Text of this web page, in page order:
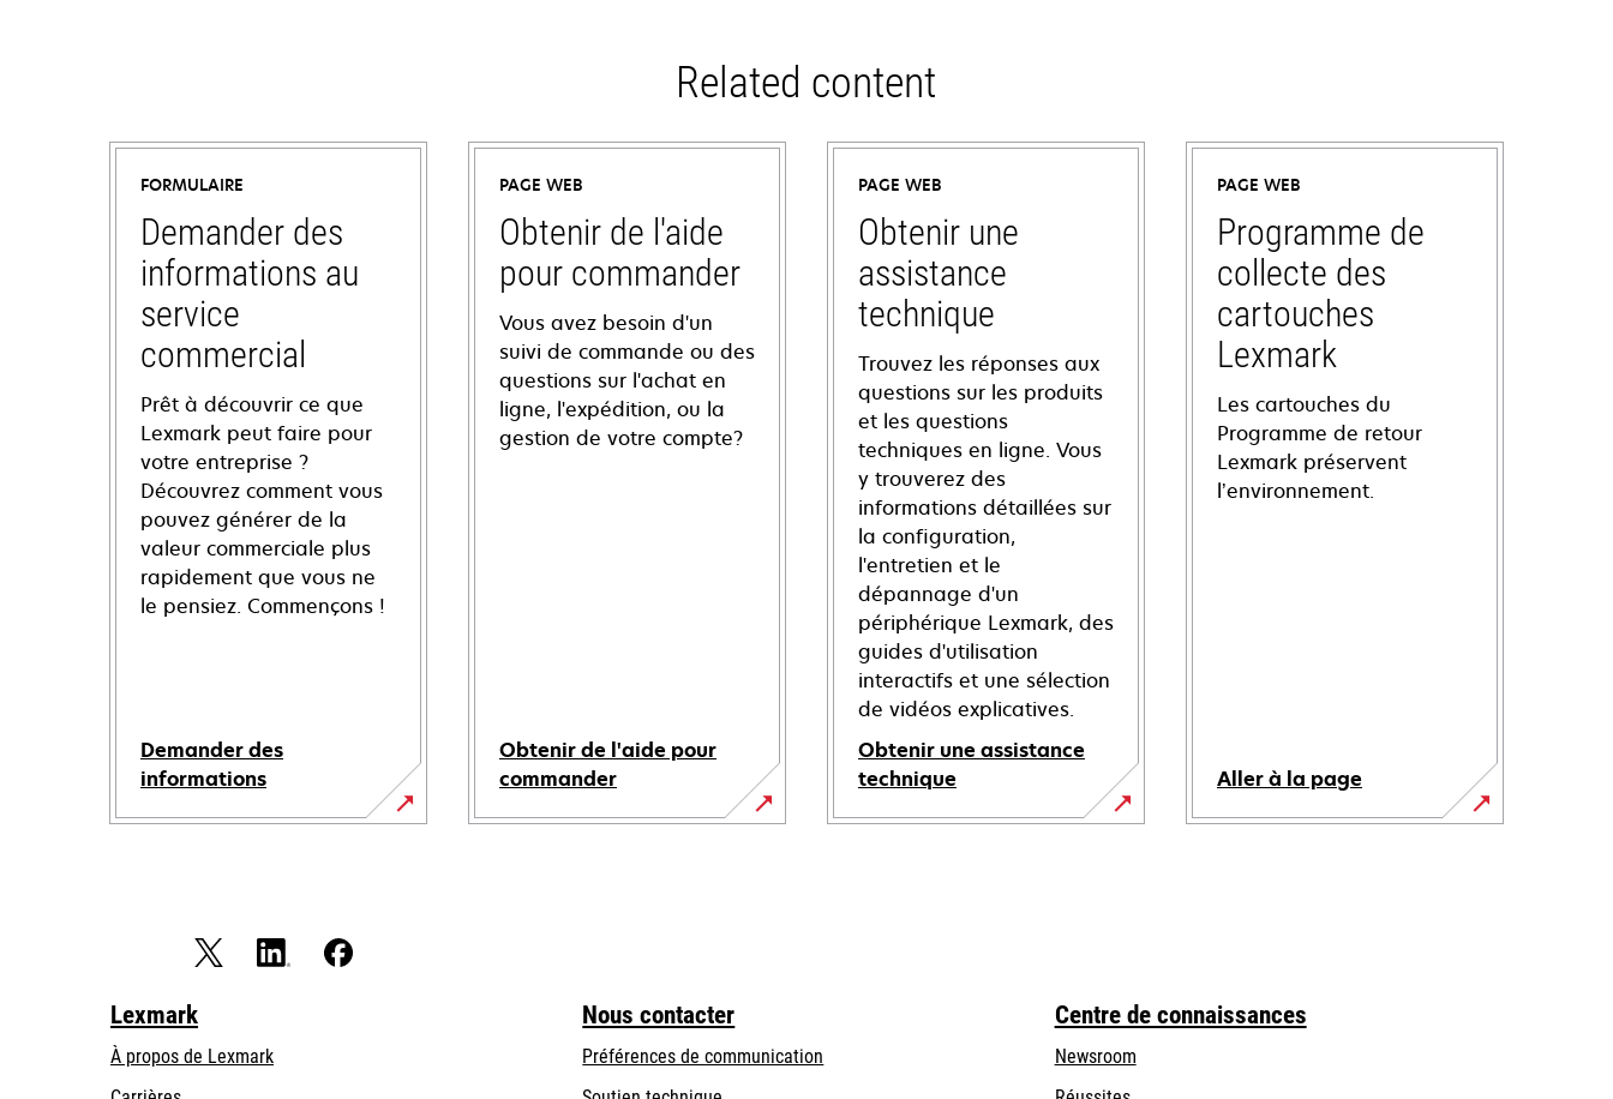
Related content
FORMULAIRE
Demander des
informations au
service
commercial
Prêt à découvrir ce que
Lexmark peut faire pour
votre entreprise ?
Découvrez comment vous
pouvez générer de la
valeur commerciale plus
rapidement que vous ne
le pensiez. Commençons !
Demander des
informations
PAGE WEB
Obtenir de l'aide
pour commander
Vous avez besoin d'un
suivi de commande ou des
questions sur l'achat en
ligne, l'expédition, ou la
gestion de votre compte?
Obtenir de l'aide pour
commander
PAGE WEB
Obtenir une
assistance
technique
Trouvez les réponses aux
questions sur les produits
et les questions
techniques en ligne. Vous
y trouverez des
informations détaillées sur
la configuration,
l'entretien et le
dépannage d'un
périphérique Lexmark, des
guides d'utilisation
interactifs et une sélection
de vidéos explicatives.
Obtenir une assistance
technique
s’ouvre
PAGE WEB
Programme de
collecte des
cartouches
Lexmark
Les cartouches du
Programme de retour
Lexmark préservent
l’environnement.
Aller à la page
Lexmark
À propos de Lexmark
Nous contacter
Préférences de communication
Centre de connaissances
Newsroom